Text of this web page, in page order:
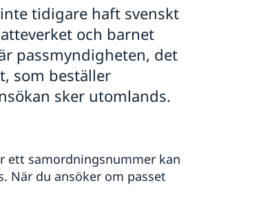
tidigare haft svenskt
och barnet
passmyndigheten, det
som beställer
sker utomlands.
ett samordningsnummer kan
När du ansöker om passet